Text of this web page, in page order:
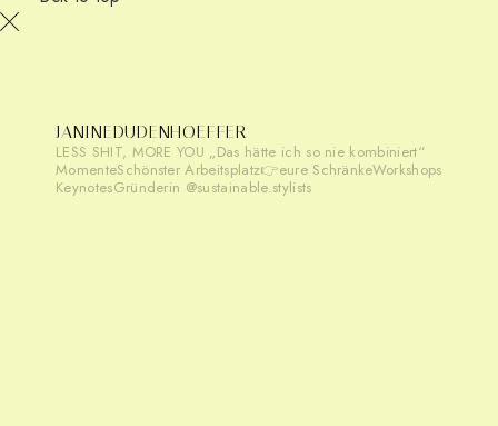
JANINEDUDENHOEFFER
LESS SHIT, MORE YOU „Das hätte ich so nie kombiniert“
MomenteSchönster Arbeitsplatz👉eure SchränkeWorkshops
KeynotesGründerin @sustainable.stylists